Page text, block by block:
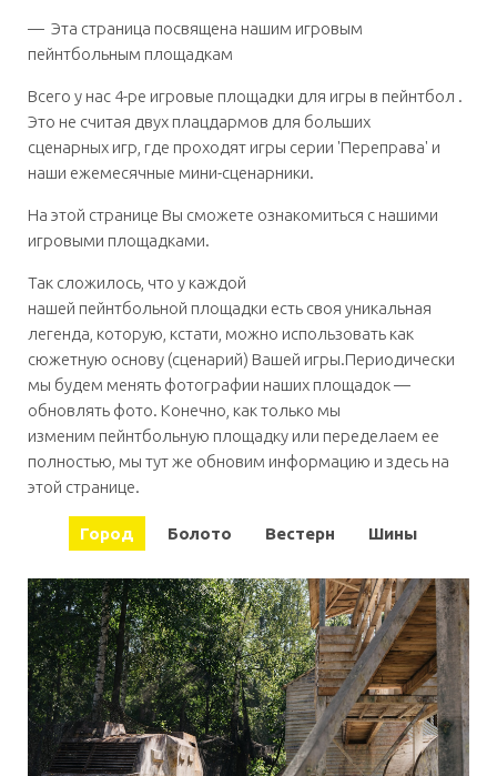
— Эта страница посвящена нашим игровым
пейнтбольным площадкам
Всего у нас 4-ре игровые площадки для игры в пейнтбол .
Это не считая двух плацдармов для больших
сценарных игр, где проходят игры серии 'Переправа' и
наши ежемесячные мини-сценарники.
На этой странице Вы сможете ознакомиться с нашими
игровыми площадками.
Так сложилось, что у каждой
нашей пейнтбольной площадки есть своя уникальная
легенда, которую, кстати, можно использовать как
сюжетную основу (сценарий) Вашей игры.Периодически
мы будем менять фотографии наших площадок —
обновлять фото. Конечно, как только мы
изменим пейнтбольную площадку или переделаем ее
полностью, мы тут же обновим информацию и здесь на
этой странице.
Город Болото Вестерн Шины